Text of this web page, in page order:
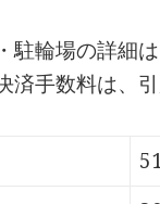
輪場の詳細
手数料は、